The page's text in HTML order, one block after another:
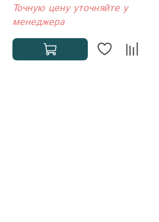
Точную цену уточняйте у
менеджера